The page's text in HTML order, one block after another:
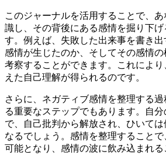
このジャーナルを活用することで、
識し、その背後にある感情を掘り下げ
す。例えば、失敗した出来事を書き
感情が生じたのか、そしてその感情
考察することができます。これによ
えた自己理解が得られるのです。
さらに、ネガティブ感情を整理する
る重要なステップでもあります。自
で、自己批判から解放され、ひいて
なるでしょう。感情を整理すること
可能となり、感情の波に飲み込まれ